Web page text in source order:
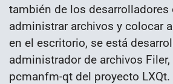
también de los desarrolladores
administrar archivos y colocar
en el escritorio, se está
administrador de archivos
pcmanfm-qt del proyecto LXQt.